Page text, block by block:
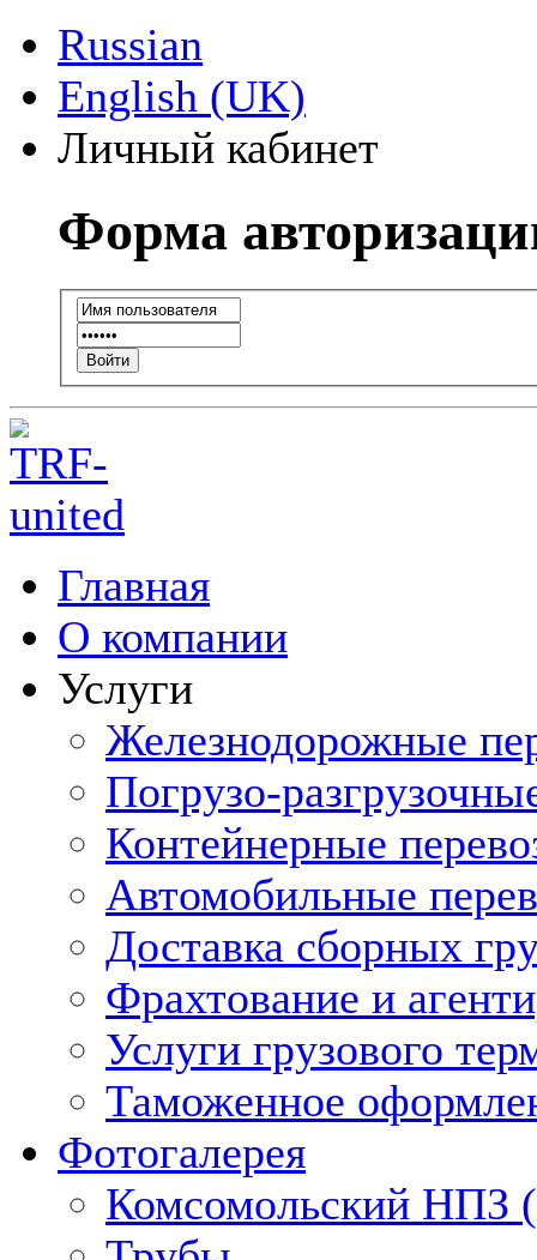
Russian
English (UK)
Личный кабинет
Форма
Войти
Главная
О компании
Услуги
Железнодорожные
Погрузо-
Контейнерные
Автомобильные
Доставка сборных
Фрахтование и
Услуги грузового
Таможенное
Фотогалерея
Комсомольский НПЗ